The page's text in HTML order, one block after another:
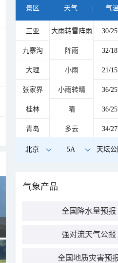
景区 天气 气温
三亚 大雨转雷阵雨 30/
九寨沟 阵雨 32/
大理 小雨 21/
张家界 小雨转晴 36/
桂林 晴 36/
青岛 多云 34/
北京 5A 天坛公
气象产品
全国降水量预报
强对流天气公报
全国地质灾害预